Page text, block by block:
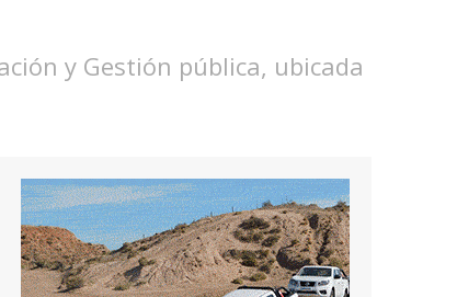
y Gestión pública, ubicada